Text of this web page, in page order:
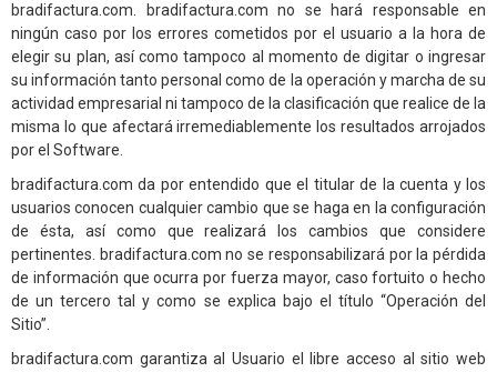
bradifactura.com. bradifactura.com no se hará responsable en
ningún caso por los errores cometidos por el usuario a la hora de
elegir su plan, así como tampoco al momento de digitar o ingresar
su información tanto personal como de la operación y marcha de su
actividad empresarial ni tampoco de la clasificación que realice de la
misma lo que afectará irremediablemente los resultados arrojados
por el Software.
bradifactura.com da por entendido que el titular de la cuenta y los
usuarios conocen cualquier cambio que se haga en la configuración
de ésta, así como que realizará los cambios que considere
pertinentes. bradifactura.com no se responsabilizará por la pérdida
de información que ocurra por fuerza mayor, caso fortuito o hecho
de un tercero tal y como se explica bajo el título “Operación del
Sitio”.
bradifactura.com garantiza al Usuario el libre acceso al sitio web